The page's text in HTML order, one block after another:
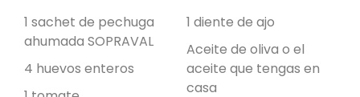
1 sachet de pechuga
ahumada SOPRAVAL
4 huevos enteros
1 diente de ajo
Aceite de oliva o el
aceite que tengas en
casa